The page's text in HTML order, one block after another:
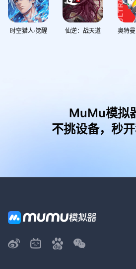
时空猎人·觉醒 仙逆：战天道
MuMu模拟
不挑设备，秒开